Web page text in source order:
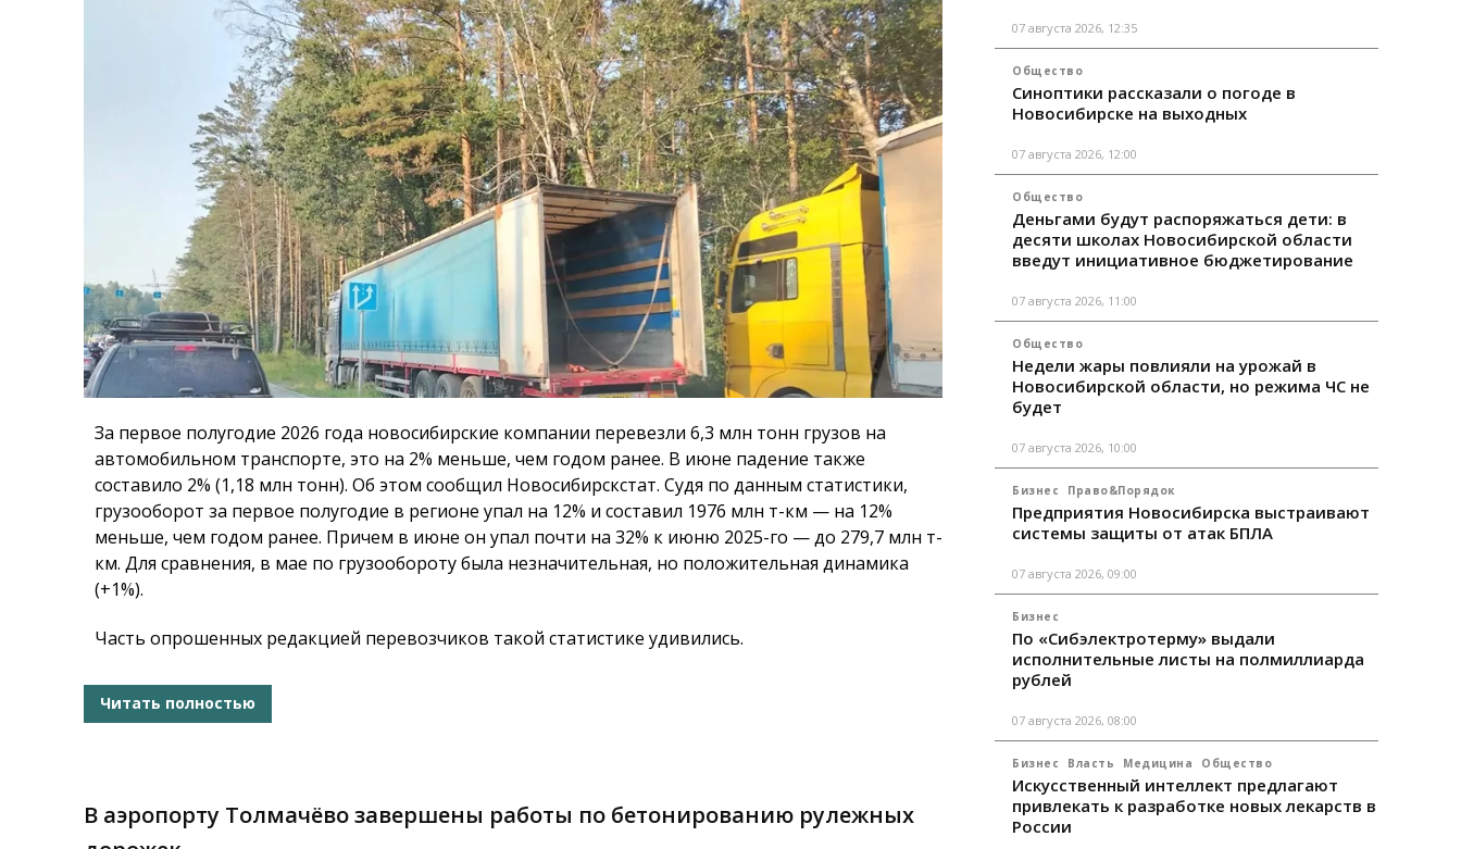
За первое полугодие 2026 года новосибирские компании перевезли 6,3 млн тонн грузов на
автомобильном транспорте, это на 2% меньше, чем годом ранее. В июне падение также
составило 2% (1,18 млн тонн). Об этом сообщил Новосибирскстат. Судя по данным статистики,
грузооборот за первое полугодие в регионе упал на 12% и составил 1976 млн т-км — на 12%
меньше, чем годом ранее. Причем в июне он упал почти на 32% к июню 2025-го — до 279,7 млн т-
км. Для сравнения, в мае по грузообороту была незначительная, но положительная динамика
(+1%).
Часть опрошенных редакцией перевозчиков такой статистике удивились.
Читать полностью
В аэропорту Толмачёво завершены работы по бетонированию рулежных
07 августа 2026, 12:35
Общество
Синоптики рассказали о погоде в
Новосибирске на выходных
07 августа 2026, 12:00
Общество
Деньгами будут распоряжаться дети: в
десяти школах Новосибирской области
введут инициативное бюджетирование
07 августа 2026, 11:00
Общество
Недели жары повлияли на урожай в
Новосибирской области, но режима ЧС не
будет
07 августа 2026, 10:00
Бизнес Право&Порядок
Предприятия Новосибирска выстраивают
системы защиты от атак БПЛА
07 августа 2026, 09:00
Бизнес
По «Сибэлектротерму» выдали
исполнительные листы на полмиллиарда
рублей
07 августа 2026, 08:00
Бизнес Власть Медицина Общество
Искусственный интеллект предлагают
привлекать к разработке новых лекарств в
России